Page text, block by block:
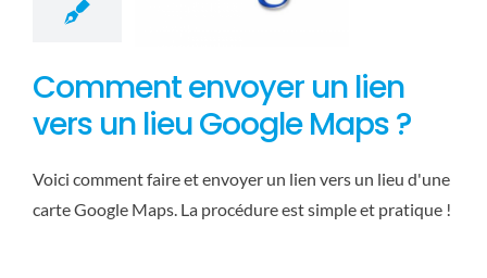
Comment envoyer un lien
vers un lieu Google Maps ?
Voici comment faire et envoyer un lien vers un lieu d'une
carte Google Maps. La procédure est simple et pratique !